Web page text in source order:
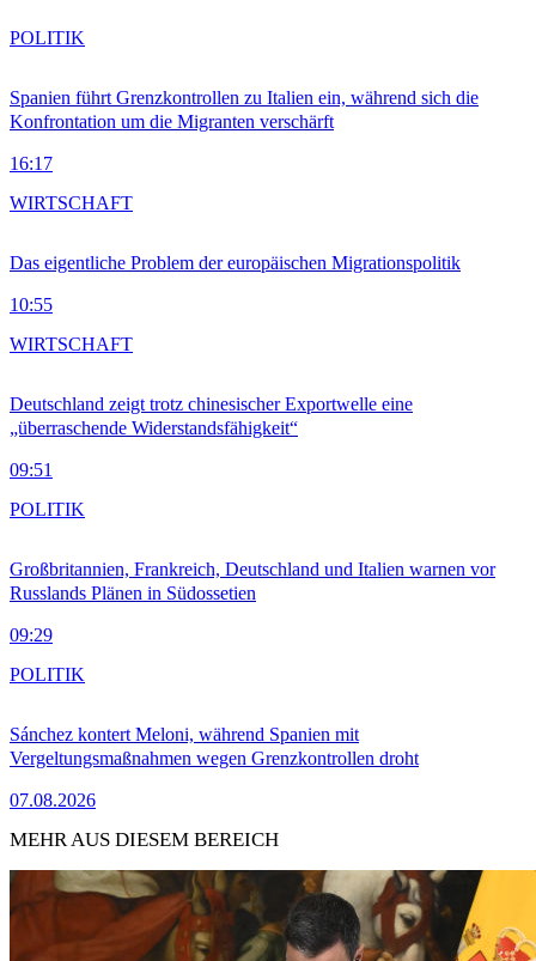
Spanien führt Grenzkontrollen zu Italien ein, während sich die
Konfrontation um die Migranten verschärft
16:17
POLITIK
Das eigentliche Problem der europäischen Migrationspolitik
10:55
WIRTSCHAFT
Deutschland zeigt trotz chinesischer Exportwelle eine
„überraschende Widerstandsfähigkeit“
09:51
WIRTSCHAFT
Großbritannien, Frankreich, Deutschland und Italien warnen vor
Russlands Plänen in Südossetien
09:29
POLITIK
Sánchez kontert Meloni, während Spanien mit
Vergeltungsmaßnahmen wegen Grenzkontrollen droht
07.08.2026
POLITIK
MEHR AUS DIESEM BEREICH